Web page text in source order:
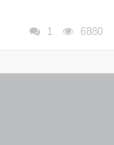
1 6880